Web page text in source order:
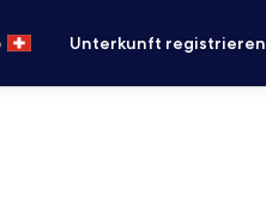
Unterkunft registrieren